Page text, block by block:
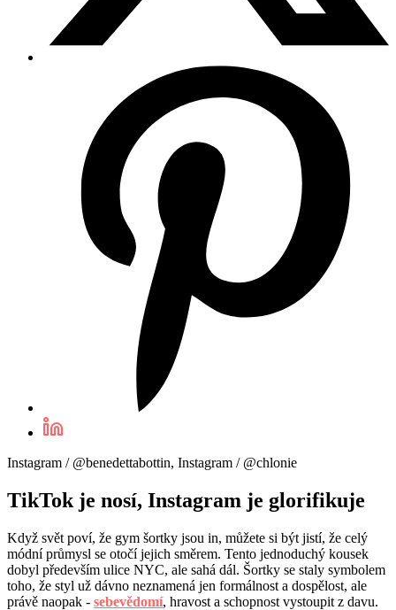
Instagram / @benedettabottin, Instagram / @chlonie
TikTok je nosí, Instagram je glorifikuje
Když svět poví, že gym šortky jsou in, můžete si být jistí, že celý
módní průmysl se otočí jejich směrem. Tento jednoduchý kousek
dobyl především ulice NYC, ale sahá dál. Šortky se staly symbolem
toho, že styl už dávno neznamená jen formálnost a dospělost, ale
právě naopak - sebevědomí, hravost a schopnost vystoupit z davu.